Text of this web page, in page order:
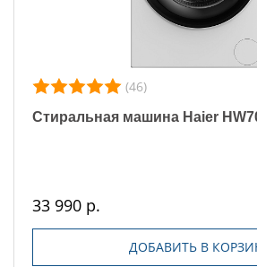
(46)
Стиральная машина Haier
33 990 р.
ДОБАВИТЬ В